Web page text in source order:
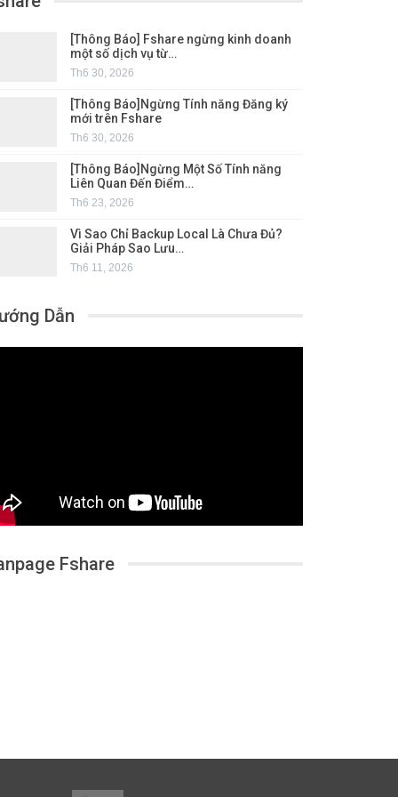
[Thông Báo] Fshare ngừng kinh doanh
một số dịch vụ từ…
Th6 30, 2026
[Thông Báo]Ngừng Tính năng Đăng ký
mới trên Fshare
Th6 30, 2026
[Thông Báo]Ngừng Một Số Tính năng
Liên Quan Đến Điểm…
Th6 23, 2026
Vì Sao Chỉ Backup Local Là Chưa Đủ?
Giải Pháp Sao Lưu…
Th6 11, 2026
Dẫn
Fshare